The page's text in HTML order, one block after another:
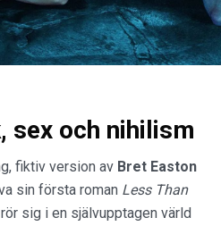
sex och nihilism
fiktiv version av Bret Easton
sin första roman Less Than
sig i en självupptagen värld